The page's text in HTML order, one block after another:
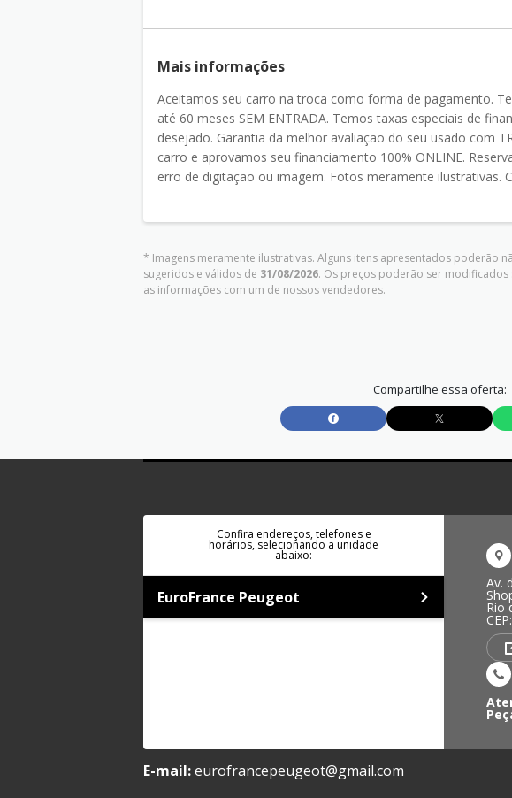
Mais informações
Aceitamos seu carro na troca como forma de pagamento.
até 60 meses SEM ENTRADA. Temos taxas especiais de
desejado. Garantia da melhor avaliação do seu usado com
carro e aprovamos seu financiamento 100% ONLINE.
erro de digitação ou imagem. Fotos meramente ilustrativas.
* Imagens meramente ilustrativas. Alguns itens apresentados poderão
sugeridos e válidos de 31/08/2026. Os preços poderão ser
as informações com um de nossos vendedores.
Compartilhe essa oferta:
Confira endereços, telefones e
horários, selecionando a unidade
abaixo:
EuroFrance Peugeot
Av.
Rio
E-mail:eurofrancepeugeot@gmail.com